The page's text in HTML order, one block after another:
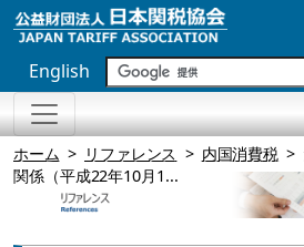
English
ホーム リファレンス 内国消費税
関係（平成22年10月1...